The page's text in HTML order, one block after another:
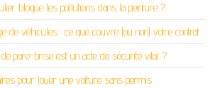
bloque les pollutions dans la peinture ?
de véhicules : ce que couvre (ou non) votre contrat
pare-brise est un acte de sécurité vital ?
pour louer une voiture sans permis